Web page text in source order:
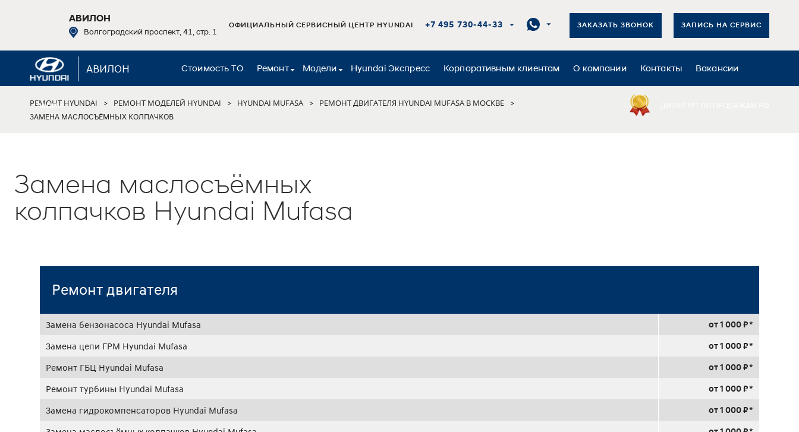
АВИЛОН
Волгоградский проспект, 41, стр. 1
ОФИЦИАЛЬНЫЙ СЕРВИСНЫЙ ЦЕНТР HYUNDAI +7 495 730-44-33 ЗАКАЗАТЬ ЗВОНОК ЗАПИСЬ НА СЕРВИС
АВИЛОН Стоимость ТО Ремонт Модели Hyundai Экспресс Корпоративным клиентам О компании Контакты Вакансии
Акции
РЕМОНТ HYUNDAI > РЕМОНТ МОДЕЛЕЙ HYUNDAI > HYUNDAI MUFASA > РЕМОНТ ДВИГАТЕЛЯ HYUNDAI MUFASA В МОСКВЕ
>
ЗАМЕНА МАСЛОСЪЁМНЫХ КОЛПАЧКОВ
Замена маслосъёмных
колпачков Hyundai Mufasa
Ремонт двигателя
Замена бензонасоса Hyundai Mufasa от 1 000 ₽ *
Замена цепи ГРМ Hyundai Mufasa от 1 000 ₽ *
Ремонт ГБЦ Hyundai Mufasa от 1 000 ₽ *
Ремонт турбины Hyundai Mufasa от 1 000 ₽ *
Замена гидрокомпенсаторов Hyundai Mufasa от 1 000 ₽ *